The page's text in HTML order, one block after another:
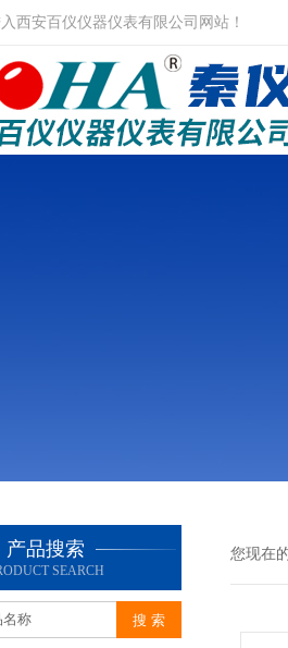
西安百仪仪器仪表有限公司网站！
产品搜索
SEARCH
您现在